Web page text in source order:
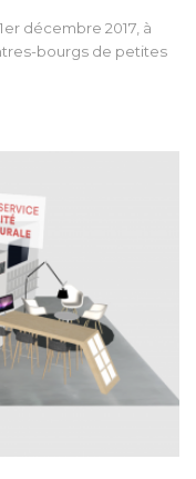
décembre 2017, à
bourgs de petites